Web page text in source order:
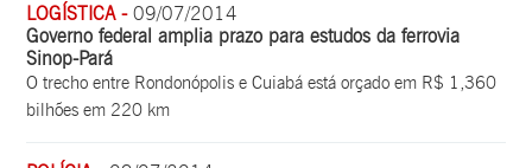
LOGÍSTICA -09/07/2014
Governo federal amplia prazo para estudos da ferrovia
Sinop-Pará
O trecho entre Rondonópolis e Cuiabá está orçado em R$ 1,360
bilhões em 220 km